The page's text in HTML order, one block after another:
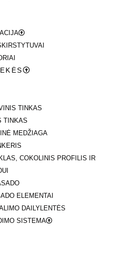
TINKAS
TINKAS
MEDŽIAGA
COKOLINIS PROFILIS IR
ELEMENTAI
DAILYLENTĖS
SISTEMA